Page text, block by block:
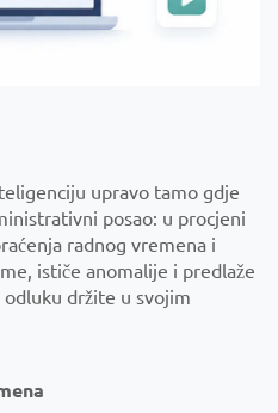
upravo tamo gdje
posao: u procjeni
radnog vremena i
ističe anomalije i predlaže
držite u svojim